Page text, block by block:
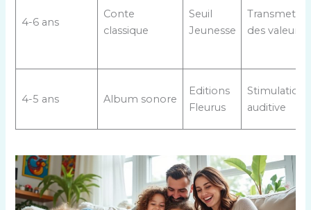
4-6 ans
Conte
classique
Seuil
Jeunesse
Transmettre
des valeurs
4-5 ans Album sonore
Editions
Fleurus
Stimulation
auditive